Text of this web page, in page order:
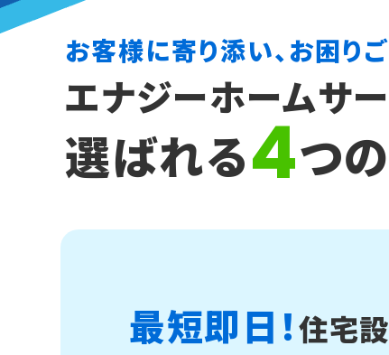
お客様に寄り添い、お困りご
エナジーホームサ
選ばれる4つ
最短即日！住宅